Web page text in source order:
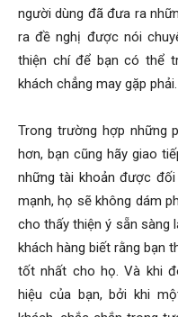
người dùng đã đưa ra
ra đề nghị được nói
thiện chí để bạn có thể
khách chẳng may gặp phải.
Trong trường hợp những
hơn, bạn cũng hãy giao
những tài khoản được
mạnh, họ sẽ không dám
cho thấy thiện ý sẵn sàng
khách hàng biết rằng bạn
tốt nhất cho họ. Và khi
hiệu của bạn, bởi khi